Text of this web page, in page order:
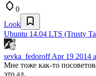
0
Look
Ubuntu 14.04 LTS (Trusty
sevka_fedoroffApr 19 2014
Мне тоже как-то
это ад.